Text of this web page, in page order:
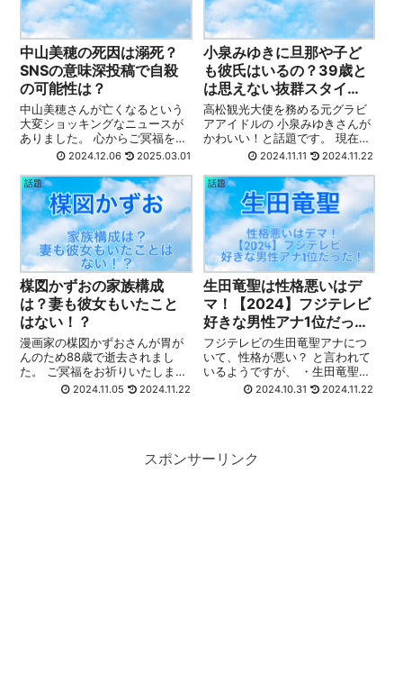
中山美穂の死因は溺死？
SNSの意味深投稿で自殺
の可能性は？
中山美穂さんが亡くなるという
大変ショッキングなニュースが
ありました。 心からご冥福をお
祈り申し上げます。 54歳の若さ
が気になりますね。 ・中山美穂
の死因は溺死？ ・SNSの意味深
投稿で自殺の可能性は？ こちら
に...
2024.12.06 2025.03.01
小泉みゆきに旦那や子ど
も彼氏はいるの？39歳と
は思えない抜群スタイ
ル！
高松観光大使を務める元グラビ
アアイドルの 小泉みゆきさんが
かわいい！と話題です。 現在39
歳とのことで 旦那さんや子ども
気になる方も多いと思います。
そこで、 ・小泉みゆきに旦那や
子どもはいる？ ・小泉みゆき
に...
2024.11.11 2024.11.22
話題
楳図かずおの家族構成
は？妻も彼女もいたこと
はない！？
漫画家の楳図かずおさんが胃が
んのため88歳で逝去されまし
た。 ご冥福をお祈りいたしま
す。 改めて、楳図かずおさんを
2024.11.05 2024.11.22
話題
生田竜聖は性格悪いはデ
マ！【2024】フジテレビ
好きな男性アナ1位だっ
た！
フジテレビの生田竜聖アナにつ
いて、性格が悪い？ と言われて
いるようですが、 ・生田竜聖ア
ナは性格が悪いのか？ ・生田竜
聖 ...
2024.10.31 2024.11.22
スポンサーリンク